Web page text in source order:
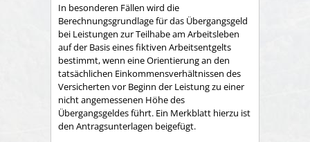
In besonderen Fällen wird die
Berechnungsgrundlage für das Übergangsgeld
bei Leistungen zur Teilhabe am Arbeitsleben
auf der Basis eines fiktiven Arbeitsentgelts
bestimmt, wenn eine Orientierung an den
tatsächlichen Einkommensverhältnissen des
Versicherten vor Beginn der Leistung zu einer
nicht angemessenen Höhe des
Übergangsgeldes führt. Ein Merkblatt hierzu ist
den Antragsunterlagen beigefügt.